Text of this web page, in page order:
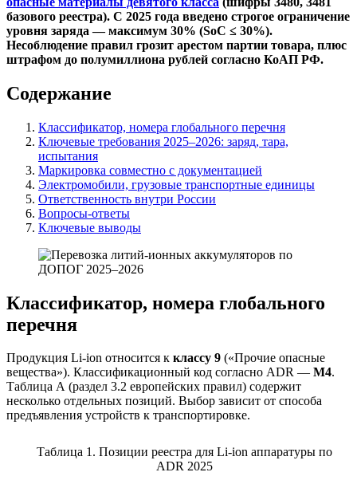
базового реестра). С 2025 года введено строгое ограничение
уровня заряда — максимум 30% (SoC ≤ 30%).
Несоблюдение правил грозит арестом партии товара, плюс
штрафом до полумиллиона рублей согласно КоАП РФ.
Содержание
Классификатор, номера глобального перечня
Ключевые требования 2025–2026: заряд, тара,
испытания
Маркировка совместно с документацией
Электромобили, грузовые транспортные единицы
Ответственность внутри России
Вопросы-ответы
Ключевые выводы
Классификатор, номера глобального
перечня
Продукция Li-ion относится к классу 9 («Прочие опасные
вещества»). Классификационный код согласно ADR — M4.
Таблица А (раздел 3.2 европейских правил) содержит
несколько отдельных позиций. Выбор зависит от способа
предъявления устройств к транспортировке.
Таблица 1. Позиции реестра для Li-ion аппаратуры по
ADR 2025